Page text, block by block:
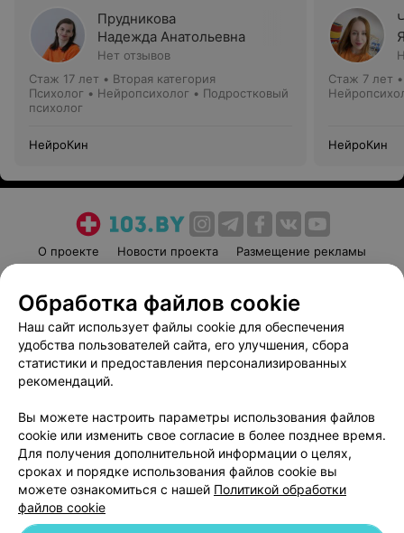
Прудникова
Надежда Анатольевна
Нет отзывов
Стаж 17 лет • Вторая категория
Психолог • Нейропсихолог • Подростковый
психолог
НейроКин
Стаж 7 лет
НейроКин
О проекте Новости проекта
Размещение рекламы
Пользовательское соглашение
Способы оплаты
Вакансии
Партнеры
Написать руководителю 103.by
Обработка персональных данных
Обработка файлов cookie
Наш сайт использует файлы cookie для обеспечения
удобства пользователей сайта, его улучшения, сбора
статистики и предоставления персонализированных
рекомендаций.
Вы можете настроить параметры использования файлов
cookie или изменить свое согласие в более позднее время.
Для получения дополнительной информации о целях,
сроках и порядке использования файлов cookie вы
можете ознакомиться с нашей Политикой обработки
файлов cookie